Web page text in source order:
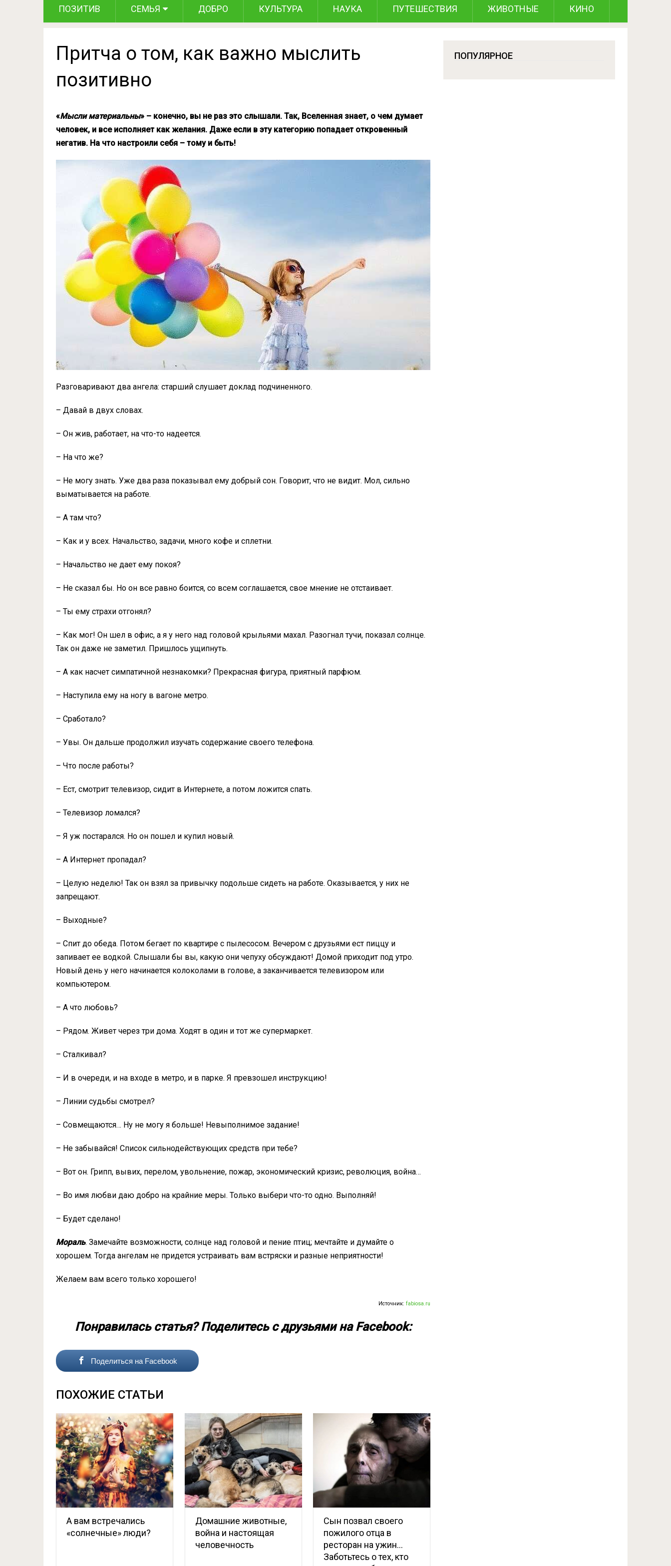
ПОЗИТИВ СЕМЬЯ ДОБРО КУЛЬТУРА НАУКА ПУТЕШЕСТВИЯ ЖИВОТНЫЕ КИНО
Притча о том, как важно мыслить
позитивно
«Мысли материальны» – конечно, вы не раз это слышали. Так, Вселенная знает, о чем думает
человек, и все исполняет как желания. Даже если в эту категорию попадает откровенный
негатив. На что настроили себя – тому и быть!
Разговаривают два ангела: старший слушает доклад подчиненного.
– Давай в двух словах.
– Он жив, работает, на что-то надеется.
– На что же?
– Не могу знать. Уже два раза показывал ему добрый сон. Говорит, что не видит. Мол, сильно
выматывается на работе.
– А там что?
– Как и у всех. Начальство, задачи, много кофе и сплетни.
– Начальство не дает ему покоя?
– Не сказал бы. Но он все равно боится, со всем соглашается, свое мнение не отстаивает.
– Ты ему страхи отгонял?
– Как мог! Он шел в офис, а я у него над головой крыльями махал. Разогнал тучи, показал солнце.
Так он даже не заметил. Пришлось ущипнуть.
– А как насчет симпатичной незнакомки? Прекрасная фигура, приятный парфюм.
– Наступила ему на ногу в вагоне метро.
– Сработало?
– Увы. Он дальше продолжил изучать содержание своего телефона.
– Что после работы?
– Ест, смотрит телевизор, сидит в Интернете, а потом ложится спать.
– Телевизор ломался?
– Я уж постарался. Но он пошел и купил новый.
– А Интернет пропадал?
– Целую неделю! Так он взял за привычку подольше сидеть на работе. Оказывается, у них не
запрещают.
– Выходные?
– Спит до обеда. Потом бегает по квартире с пылесосом. Вечером с друзьями ест пиццу и
запивает ее водкой. Слышали бы вы, какую они чепуху обсуждают! Домой приходит под утро.
Новый день у него начинается колоколами в голове, а заканчивается телевизором или
компьютером.
– А что любовь?
– Рядом. Живет через три дома. Ходят в один и тот же супермаркет.
– Сталкивал?
– И в очереди, и на входе в метро, и в парке. Я превзошел инструкцию!
– Линии судьбы смотрел?
– Совмещаются… Ну не могу я больше! Невыполнимое задание!
– Не забывайся! Список сильнодействующих средств при тебе?
– Вот он. Грипп, вывих, перелом, увольнение, пожар, экономический кризис, революция, война…
– Во имя любви даю добро на крайние меры. Только выбери что-то одно. Выполняй!
– Будет сделано!
Мораль. Замечайте возможности, солнце над головой и пение птиц; мечтайте и думайте о
хорошем. Тогда ангелам не придется устраивать вам встряски и разные неприятности!
Желаем вам всего только хорошего!
Источник:fabiosa.ru
Понравилась статья? Поделитесь с друзьями на Facebook:
Поделиться на Facebook
ПОХОЖИЕ СТАТЬИ
А вам встречались
«солнечные» люди?
Домашние животные,
война и настоящая
человечность
Сын позвал своего
пожилого отца в
ресторан на ужин…
Заботьтесь о тех, кто
ПОПУЛЯРНОЕ